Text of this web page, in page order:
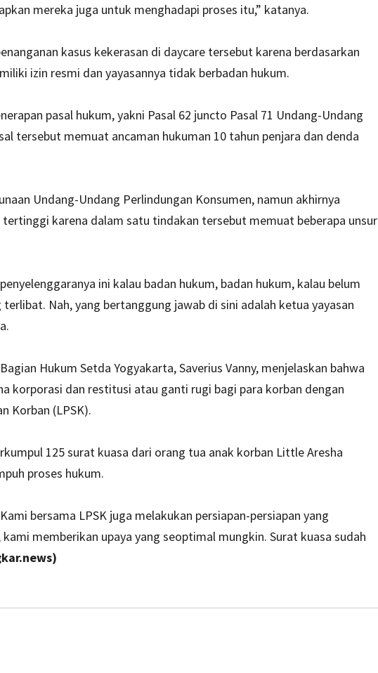
mereka juga untuk menghadapi proses itu,” katanya.
kasus kekerasan di daycare tersebut karena berdasarkan
izin resmi dan yayasannya tidak berbadan hukum.
pasal hukum, yakni Pasal 62 juncto Pasal 71 Undang-Undang
tersebut memuat ancaman hukuman 10 tahun penjara dan denda
Undang-Undang Perlindungan Konsumen, namun akhirnya
karena dalam satu tindakan tersebut memuat beberapa unsur
ini kalau badan hukum, badan hukum, kalau belum
Nah, yang bertanggung jawab di sini adalah ketua yayasan
Hukum Setda Yogyakarta, Saverius Vanny, menjelaskan bahwa
korporasi dan restitusi atau ganti rugi bagi para korban dengan
Korban (LPSK).
125 surat kuasa dari orang tua anak korban Little Aresha
proses hukum.
bersama LPSK juga melakukan persiapan-persiapan yang
memberikan upaya yang seoptimal mungkin. Surat kuasa sudah